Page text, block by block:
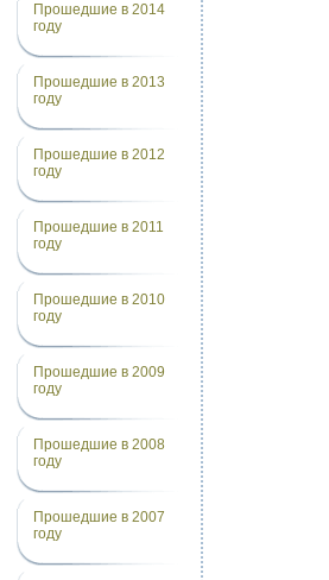
Прошедшие в 2014
году
Прошедшие в 2013
году
Прошедшие в 2012
году
Прошедшие в 2011
году
Прошедшие в 2010
году
Прошедшие в 2009
году
Прошедшие в 2008
году
Прошедшие в 2007
году